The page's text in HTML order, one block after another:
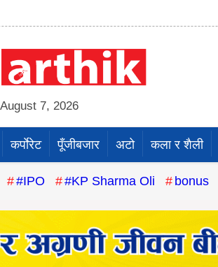
7, 2026
कर्पाेरेट पूँजीबजार अटो कला र शैली
#IPO #KP Sharma Oli bonus